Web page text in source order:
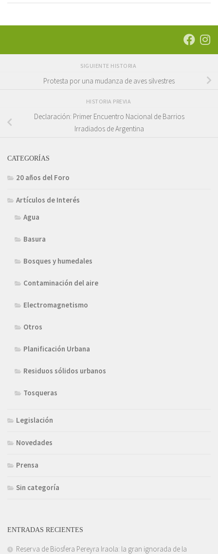
SIGUIENTE HISTORIA
Protesta por una mudanza de aves silvestres
HISTORIA PREVIA
Declaración: Primer Encuentro Nacional de Barrios
Irradiados de Argentina
CATEGORÍAS
20 años del Foro
Artículos de Interés
Agua
Basura
Bosques y humedales
Contaminación del aire
Electromagnetismo
Otros
Planificación Urbana
Residuos sólidos urbanos
Tosqueras
Legislación
Novedades
Prensa
Sin categoría
ENTRADAS RECIENTES
Reserva de Biosfera Pereyra Iraola: la gran ignorada de la